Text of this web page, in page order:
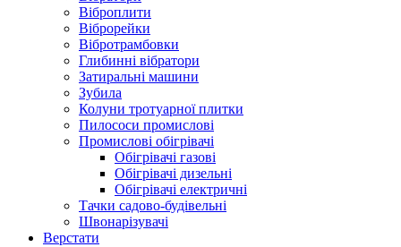
Віброплити
Віброрейки
Вібротрамбовки
Глибинні вібратори
Затиральні машини
Зубила
Колуни тротуарної плитки
Пилососи промислові
Промислові обігрівачі
Обігрівачі газові
Обігрівачі дизельні
Обігрівачі електричні
Тачки садово-будівельні
Швонарізувачі
Верстати